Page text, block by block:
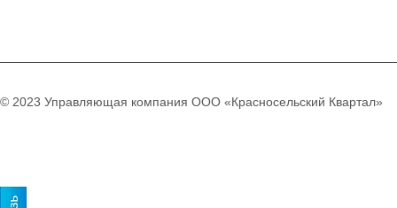
© 2023 Управляющая компания ООО «Красносельский Квартал»